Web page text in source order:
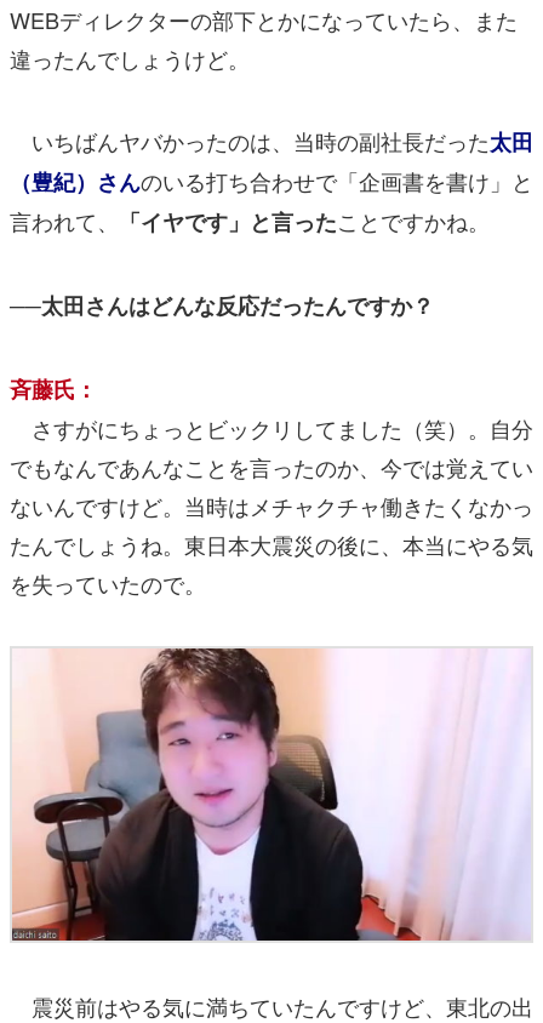
WEBディレクターの部下とかになっていたら、また
違ったんでしょうけど。
いちばんヤバかったのは、当時の副社長だった太田
（豊紀）さんのいる打ち合わせで「企画書を書け」と
言われて、
「イヤです」と言ったことですかね。
──太田さんはどんな反応だったんですか？
斉藤氏：
さすがにちょっとビックリしてました（笑）。自分
でもなんであんなことを言ったのか、今では覚えてい
ないんですけど。当時はメチャクチャ働きたくなかっ
たんでしょうね。東日本大震災の後に、本当にやる気
を失っていたので。
震災前はやる気に満ちていたんですけど、東北の出